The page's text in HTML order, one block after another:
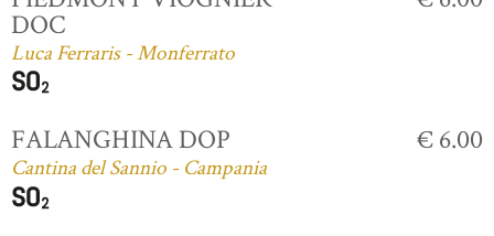
DOC
Luca Ferraris - Monferrato
FALANGHINA DOP
Cantina del Sannio - Campania
€ 6.00